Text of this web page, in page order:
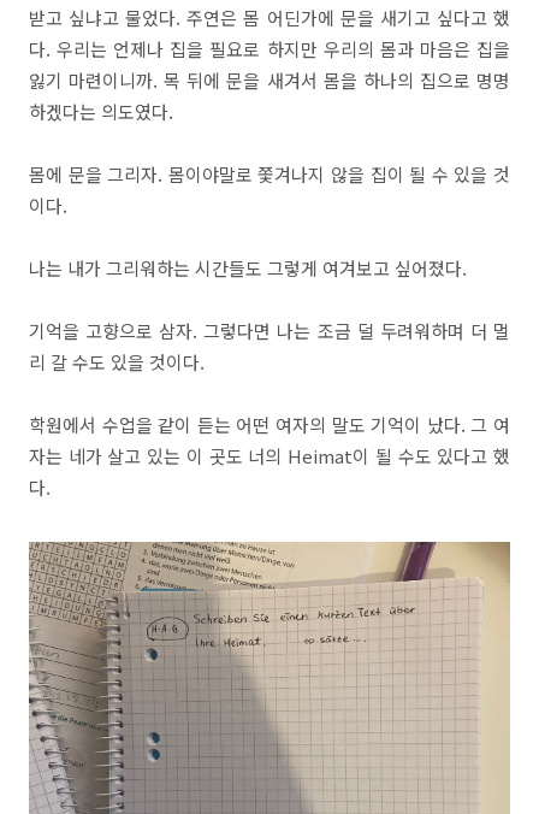
받고 싶냐고 물었다. 주연은 몸 어딘가에 문을 새기고 싶다고 했
다. 우리는 언제나 집을 필요로 하지만 우리의 몸과 마음은 집을
잃기 마련이니까. 목 뒤에 문을 새겨서 몸을 하나의 집으로 명명
하겠다는 의도였다.
몸에 문을 그리자. 몸이야말로 쫓겨나지 않을 집이 될 수 있을 것
이다.
나는 내가 그리워하는 시간들도 그렇게 여겨보고 싶어졌다.
기억을 고향으로 삼자. 그렇다면 나는 조금 덜 두려워하며 더 멀
리 갈 수도 있을 것이다.
학원에서 수업을 같이 듣는 어떤 여자의 말도 기억이 났다. 그 여
자는 네가 살고 있는 이 곳도 너의 Heimat이 될 수도 있다고 했
다.